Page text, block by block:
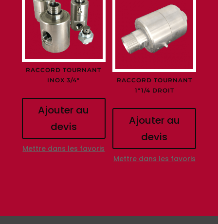
RACCORD TOURNANT
INOX 3/4″
Ajouter au
devis
Mettre dans les favoris
RACCORD TOURNANT
1″1/4 DROIT
Ajouter au
devis
Mettre dans les favoris